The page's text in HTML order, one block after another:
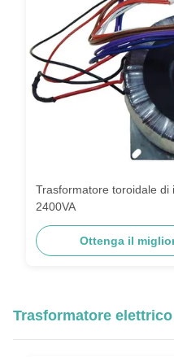
Trasformatore toroidale di
2400VA
Ottenga il
Trasformatore